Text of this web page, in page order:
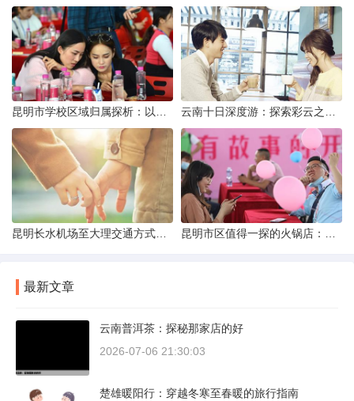
最新文章
云南普洱茶：探秘那家店的好
2026-07-06 21:30:03
楚雄暖阳行：穿越冬寒至春暖的旅行指南